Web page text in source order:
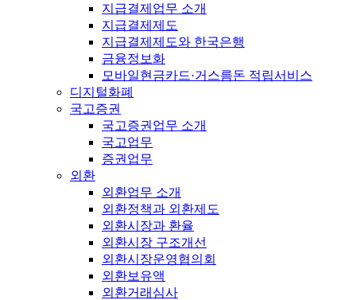
지급결제업무 소개
지급결제제도
지급결제제도와 한국은행
금융정보화
모바일현금카드·거스름돈 적립서비스
디지털화폐
국고증권
국고증권업무 소개
국고업무
증권업무
외환
외환업무 소개
외환정책과 외환제도
외환시장과 환율
외환시장 구조개선
외환시장운영협의회
외환보유액
외환거래심사